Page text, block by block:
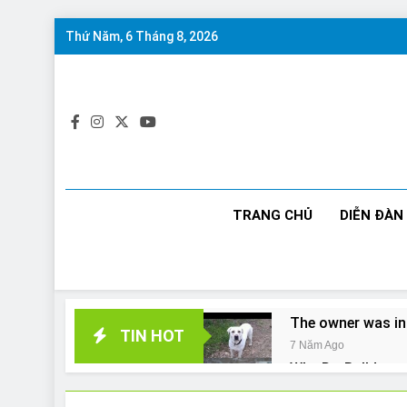
Skip
Thứ Năm, 6 Tháng 8, 2026
TRANG CHỦ DIỄN ĐÀN
TIN HOT
The owner was
7 Năm Ago
Why Do
7 Năm Ago